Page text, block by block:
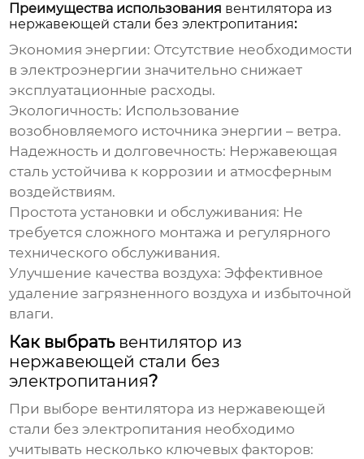
Преимущества использования вентилятора из
нержавеющей стали без электропитания:
Экономия энергии: Отсутствие необходимости
в электроэнергии значительно снижает
эксплуатационные расходы.
Экологичность: Использование
возобновляемого источника энергии – ветра.
Надежность и долговечность: Нержавеющая
сталь устойчива к коррозии и атмосферным
воздействиям.
Простота установки и обслуживания: Не
требуется сложного монтажа и регулярного
технического обслуживания.
Улучшение качества воздуха: Эффективное
удаление загрязненного воздуха и избыточной
влаги.
Как выбрать вентилятор из
нержавеющей стали без
электропитания?
При выборе вентилятора из нержавеющей
стали без электропитания необходимо
учитывать несколько ключевых факторов: